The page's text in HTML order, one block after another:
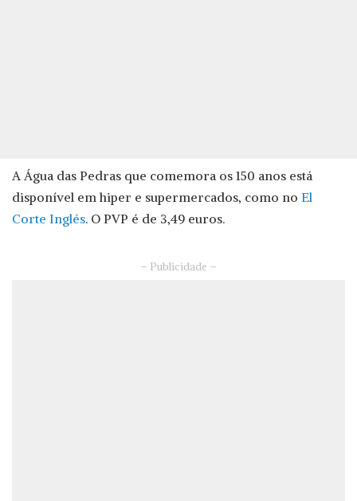
A Água das Pedras que comemora os 150 anos está
disponível em hiper e supermercados, como no El
Corte Inglés. O PVP é de 3,49 euros.
– Publicidade –